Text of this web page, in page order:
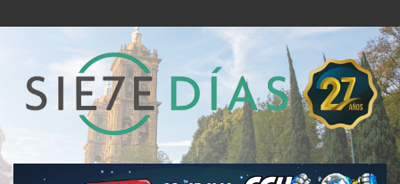
al
Semanario 7 Días